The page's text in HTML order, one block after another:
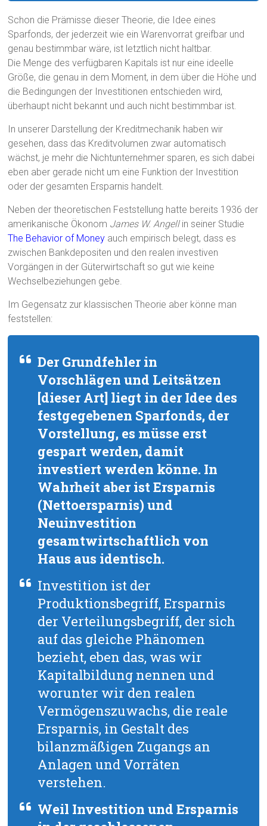
Schon die Prämisse dieser Theorie, die Idee eines
Sparfonds, der jederzeit wie ein Warenvorrat greifbar und
genau bestimmbar wäre, ist letztlich nicht haltbar.
Die Menge des verfügbaren Kapitals ist nur eine ideelle
Größe, die genau in dem Moment, in dem über die Höhe und
die Bedingungen der Investitionen entschieden wird,
überhaupt nicht bekannt und auch nicht bestimmbar ist.
In unserer Darstellung der Kreditmechanik haben wir
gesehen, dass das Kreditvolumen zwar automatisch
wächst, je mehr die Nichtunternehmer sparen, es sich dabei
eben aber gerade nicht um eine Funktion der Investition
oder der gesamten Ersparnis handelt.
Neben der theoretischen Feststellung hatte bereits 1936 der
amerikanische Ökonom James W. Angellin seiner Studie
The Behavior of Money auch empirisch belegt, dass es
zwischen Bankdepositen und den realen investiven
Vorgängen in der Güterwirtschaft so gut wie keine
Wechselbeziehungen gebe.
Im Gegensatz zur klassischen Theorie aber könne man
feststellen:
Der Grundfehler in
Vorschlägen und Leitsätzen
[dieser Art] liegt in der Idee des
festgegebenen Sparfonds, der
Vorstellung, es müsse erst
gespart werden, damit
investiert werden könne. In
Wahrheit aber ist Ersparnis
(Nettoersparnis) und
Neuinvestition
gesamtwirtschaftlich von
Haus aus identisch.
Investition ist der
Produktionsbegriff, Ersparnis
der Verteilungsbegriff, der sich
auf das gleiche Phänomen
bezieht, eben das, was wir
Kapitalbildung nennen und
worunter wir den realen
Vermögenszuwachs, die reale
Ersparnis, in Gestalt des
bilanzmäßigen Zugangs an
Anlagen und Vorräten
verstehen.
Weil Investition und Ersparnis